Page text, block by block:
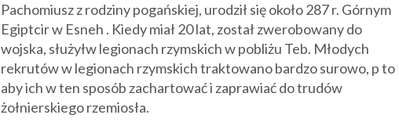
Pachomiusz z rodziny pogańskiej, urodził się około 287 r. Górnym
Egiptcir w Esneh . Kiedy miał 20 lat, został zwerobowany do
wojska, służyłw legionach rzymskich w pobliżu Teb. Młodych
rekrutów wlegionach rzymskichtraktowano bardzo surowo, p to
aby ich w ten sposób zachartować i zaprawiać do trudów
żołnierskiego rzemiosła.